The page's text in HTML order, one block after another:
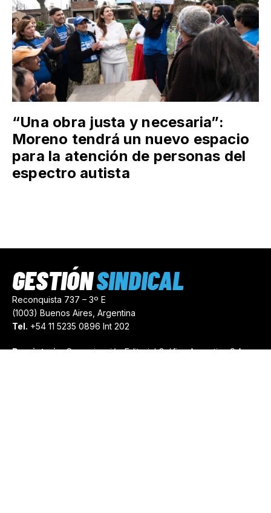
“Una obra justa y necesaria”:
Moreno tendrá un nuevo espacio
para la atención de personas del
espectro autista
Reconquista 737 – 3º E
(1003) Buenos Aires, Argentina
Tel. +54 11 5235 0896 Int 202
Propietario:Comunicación Editorial Gráfica Argentina S.A.
GESTIÓNSINDICAL